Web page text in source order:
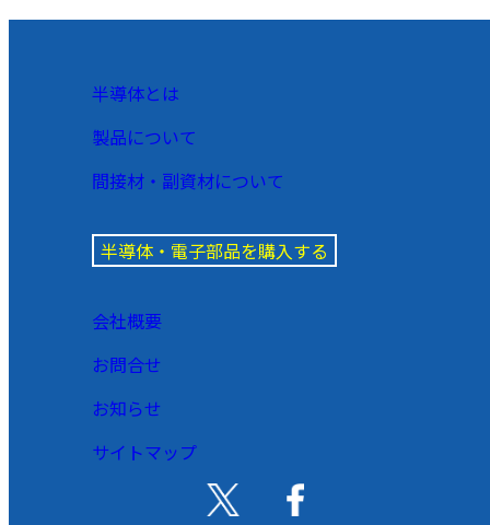
半導体とは
製品について
間接材・副資材について
半導体・電子部品を購入する
会社概要
お問合せ
お知らせ
サイトマップ